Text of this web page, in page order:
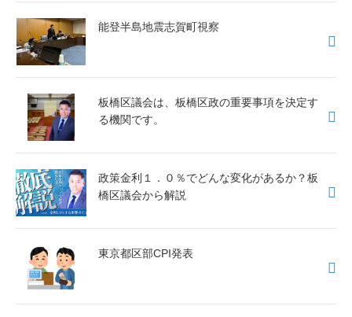
能登半島地震志賀町視察
板橋区議会は、板橋区政の重要事項を決定す
る機関です。
政策金利１．０％でどんな変化があるか？板
橋区議会から解説
東京都区部CPI発表